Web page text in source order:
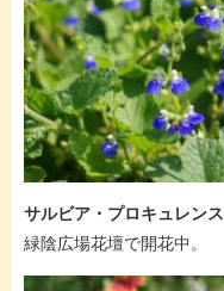
サルビア・プロキュレンス
緑陰広場花壇で開花中。